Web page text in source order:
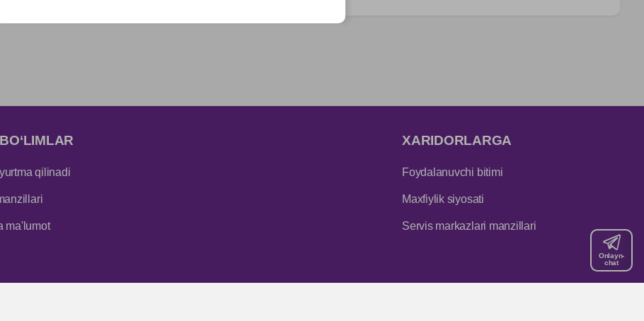
qilinadi
ma'lumot
XARIDORLARGA
Foydalanuvchi bitimi
Maxfiylik siyosati
Servis markazlari manzillari
Onlayn-
chat